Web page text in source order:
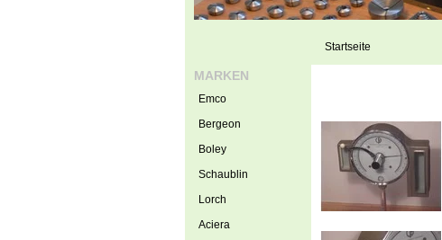
Startseite
MARKEN
Emco
Bergeon
Boley
Schaublin
Lorch
Aciera